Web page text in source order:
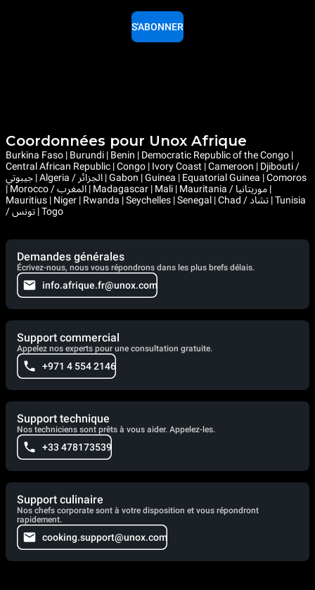
S'ABONNER
Coordonnées pour Unox Afrique
Burkina Faso | Burundi | Benin | Democratic Republic of the Congo |
Central African Republic | Congo | Ivory Coast | Cameroon | Djibouti /
جيبوتي | Algeria / الجزائر | Gabon | Guinea | Equatorial Guinea | Comoros
| Morocco / المغرب | Madagascar | Mali | Mauritania / موريتانيا |
Mauritius | Niger | Rwanda | Seychelles | Senegal | Chad / تشاد | Tunisia
/ تونس | Togo
Demandes générales
Écrivez-nous, nous vous répondrons dans les plus brefs délais.
info.afrique.fr@unox.com
Support commercial
Appelez nos experts pour une consultation gratuite.
+971 4 554 2146
Support technique
Nos techniciens sont prêts à vous aider. Appelez-les.
+33 478173539
Support culinaire
Nos chefs corporate sont à votre disposition et vous répondront
rapidement.
cooking.support@unox.com